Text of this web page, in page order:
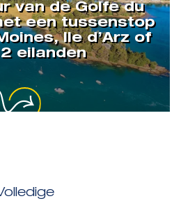
van de Golfe du
een tussenstop
Ile d’Arz of
eilanden